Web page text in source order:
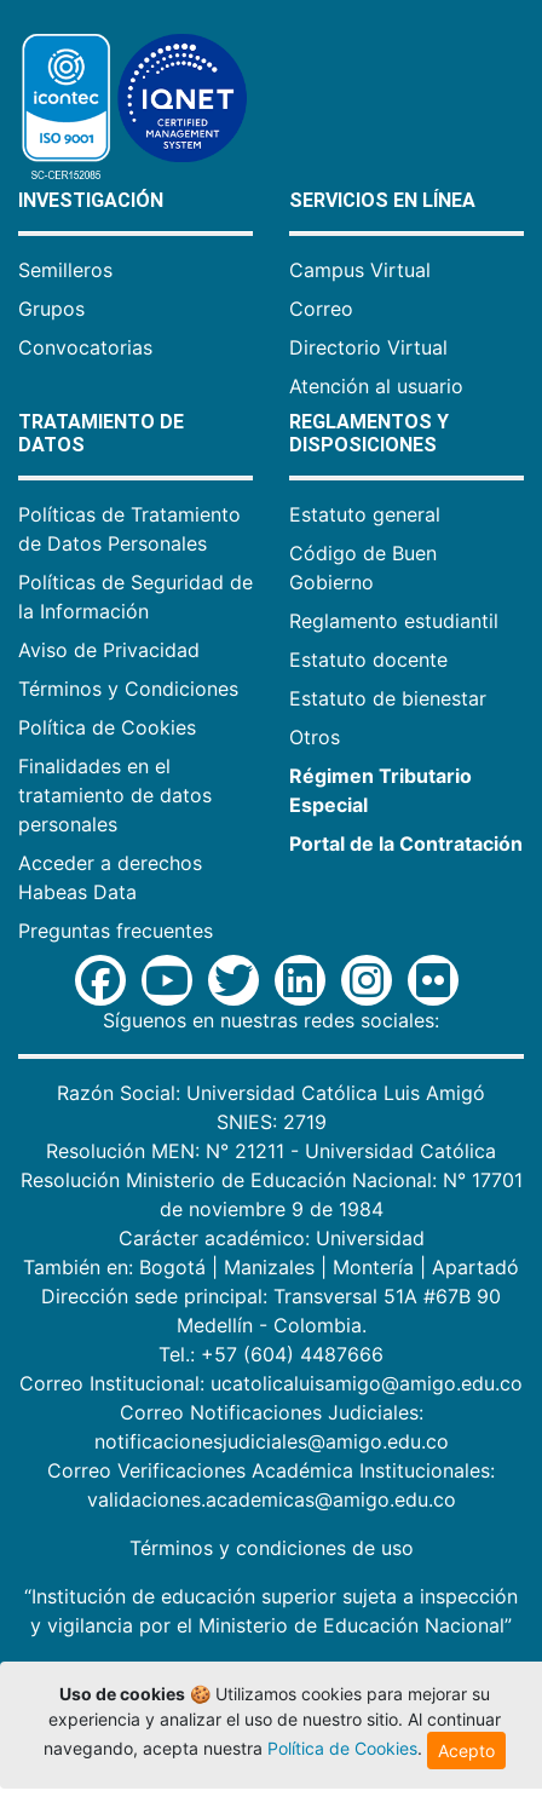
INVESTIGACIÓN
Semilleros
Grupos
Convocatorias
SERVICIOS EN LÍNEA
Campus Virtual
Correo
Directorio Virtual
Atención al usuario
TRATAMIENTO DE
DATOS
Políticas de Tratamiento
de Datos Personales
Políticas de Seguridad de
la Información
Aviso de Privacidad
Términos y Condiciones
Política de Cookies
Finalidades en el
tratamiento de datos
personales
Acceder a derechos
Habeas Data
Preguntas frecuentes
REGLAMENTOS Y
DISPOSICIONES
Estatuto general
Código de Buen
Gobierno
Reglamento estudiantil
Estatuto docente
Estatuto de bienestar
Otros
Régimen Tributario
Especial
Portal de la Contratación
Síguenos en nuestras redes sociales:
Razón Social: Universidad Católica Luis Amigó
SNIES: 2719
Resolución MEN: N° 21211 - Universidad Católica
Resolución Ministerio de Educación Nacional: N° 17701
de noviembre 9 de 1984
Carácter académico: Universidad
También en: Bogotá Manizales Montería
Apartadó
Dirección sede principal: Transversal 51A #67B 90
Medellín - Colombia.
Tel.: +57 (604) 4487666
Correo Institucional: ucatolicaluisamigo@amigo.edu.co
Correo Notificaciones Judiciales:
notificacionesjudiciales@amigo.edu.co
Correo Verificaciones Académica Institucionales:
validaciones.academicas@amigo.edu.co
Términos y condiciones de uso
“Institución de educación superior sujeta a inspección
y vigilancia por el Ministerio de Educación Nacional”
Uso de cookies🍪 Utilizamos cookies para mejorar su
experiencia y analizar el uso de nuestro sitio. Al continuar
navegando, acepta nuestra Política de Cookies. Acepto